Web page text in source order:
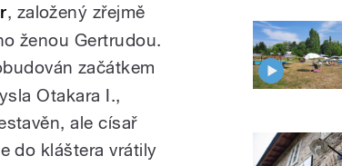
, založený zřejmě
ženou Gertrudou.
začátkem
Otakara I.,
ale císař
do kláštera vrátily